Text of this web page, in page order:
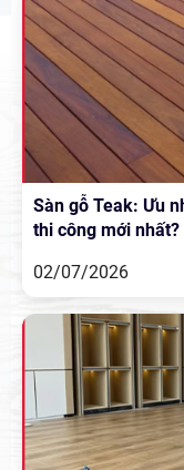
Sàn gỗ Teak: Ưu
thi công mới nhất?
02/07/2026